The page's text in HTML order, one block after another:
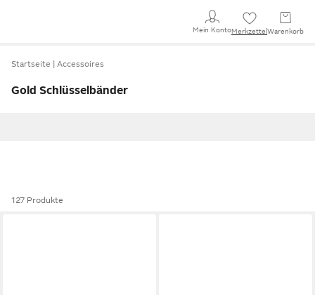
Mein KontoMerkzettel Warenkorb
Startseite Accessoires
Gold Schlüsselbänder
127 Produkte